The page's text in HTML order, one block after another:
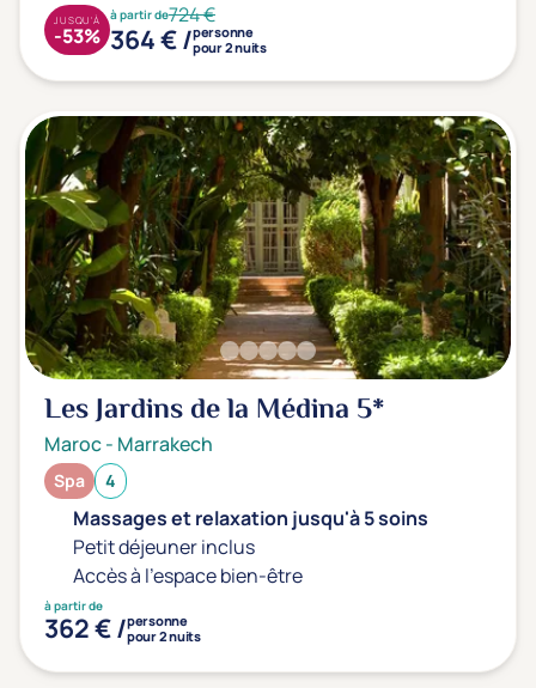
à partir de724 €
364 € /personne
pour 2 nuits
JUSQU'À
-53%
Les Jardins de la Médina 5*
Maroc- Marrakech
Spa 4
Massages et relaxation jusqu'à 5 soins
Petit déjeuner inclus
Accès à l'espace bien-être
à partir de
362 € /personne
pour 2 nuits